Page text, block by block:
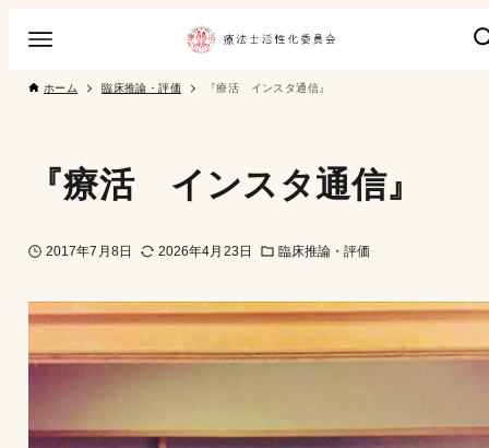
ホーム 臨床推論・評価 『療活 インスタ通信』
『療活 インスタ通信』
2017年7月8日 2026年4月23日 臨床推論・評価